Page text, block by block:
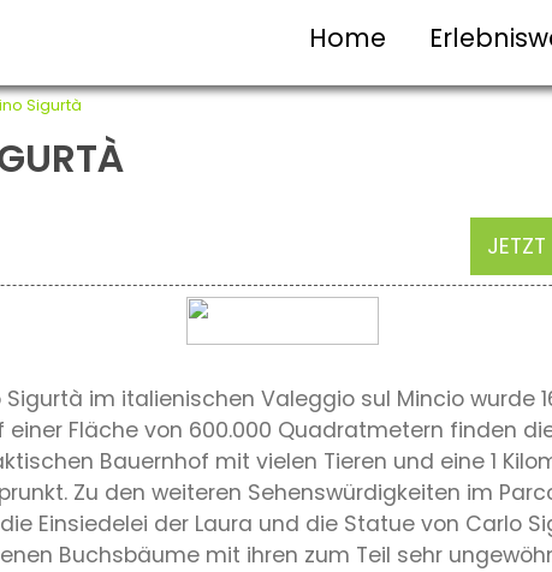
Home
Sigurtà
JETZT
im italienischen Valeggio sul Mincio wurde
Fläche von 600.000 Quadratmetern finden
Bauernhof mit vielen Tieren und eine 1
Zu den weiteren Sehenswürdigkeiten im
Einsiedelei der Laura und die Statue von Carlo
Buchsbäume mit ihren zum Teil sehr